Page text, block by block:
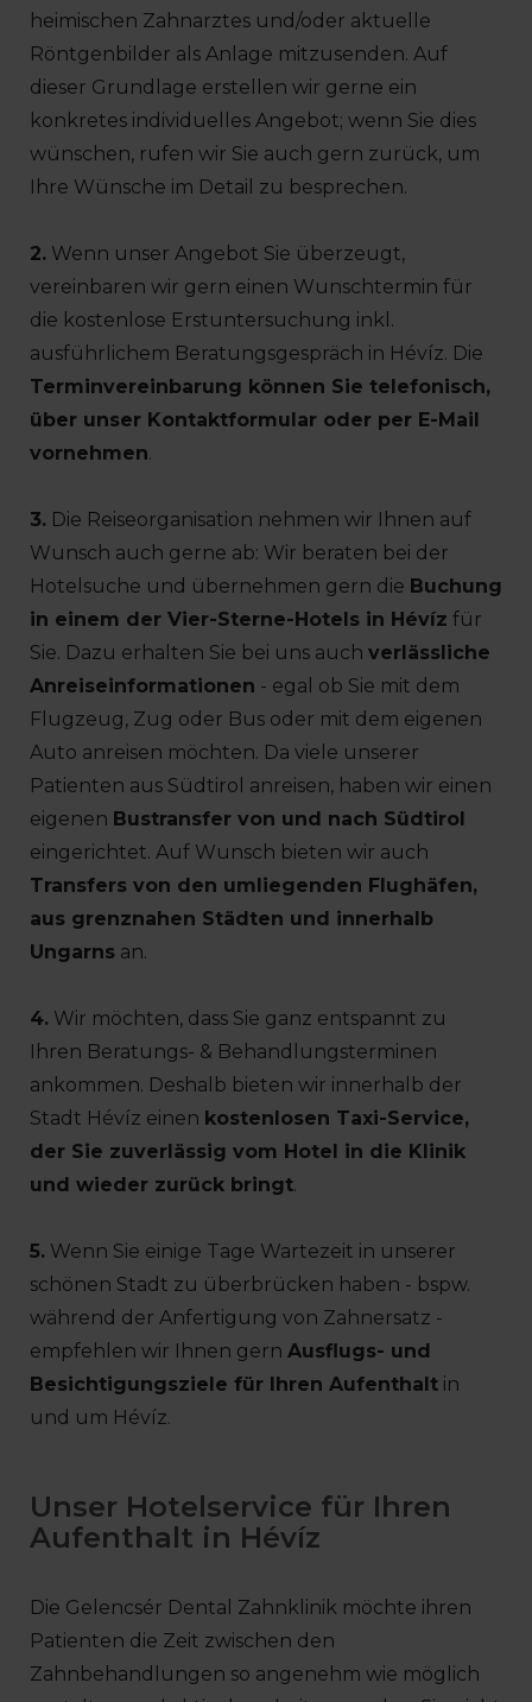
heimischen Zahnarztes und/oder aktuelle
Röntgenbilder als Anlage mitzusenden. Auf
dieser Grundlage erstellen wir gerne ein
konkretes individuelles Angebot; wenn Sie dies
wünschen, rufen wir Sie auch gern zurück, um
Ihre Wünsche im Detail zu besprechen.
2. Wenn unser Angebot Sie überzeugt,
vereinbaren wir gern einen Wunschtermin für
die kostenlose Erstuntersuchung inkl.
ausführlichem Beratungsgespräch in Hévíz. Die
Terminvereinbarung können Sie telefonisch,
über unser Kontaktformular oder per E-Mail
vornehmen.
3. Die Reiseorganisation nehmen wir Ihnen auf
Wunsch auch gerne ab: Wir beraten bei der
Hotelsuche und übernehmen gern die Buchung
in einem der Vier-Sterne-Hotels in Hévíz für
Sie. Dazu erhalten Sie bei uns auch verlässliche
Anreiseinformationen - egal ob Sie mit dem
Flugzeug, Zug oder Bus oder mit dem eigenen
Auto anreisen möchten. Da viele unserer
Patienten aus Südtirol anreisen, haben wir einen
eigenen Bustransfer von und nach Südtirol
eingerichtet. Auf Wunsch bieten wir auch
Transfers von den umliegenden Flughäfen,
aus grenznahen Städten und innerhalb
Ungarns an.
4. Wir möchten, dass Sie ganz entspannt zu
Ihren Beratungs- & Behandlungsterminen
ankommen. Deshalb bieten wir innerhalb der
Stadt Hévíz einen kostenlosen Taxi-Service,
der Sie zuverlässig vom Hotel in die Klinik
und wieder zurück bringt.
5. Wenn Sie einige Tage Wartezeit in unserer
schönen Stadt zu überbrücken haben - bspw.
während der Anfertigung von Zahnersatz -
empfehlen wir Ihnen gern Ausflugs- und
Besichtigungsziele für Ihren Aufenthalt in
und um Hévíz.
Unser Hotelservice für Ihren
Aufenthalt in Hévíz
Die Gelencsér Dental Zahnklinik möchte ihren
Patienten die Zeit zwischen den
Zahnbehandlungen so angenehm wie möglich